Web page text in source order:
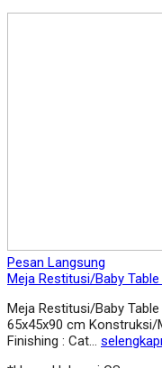
Pesan Langsung
Meja Restitusi/Baby
Meja Restitusi/Baby
65x45x90 cm
Finishing : Cat…